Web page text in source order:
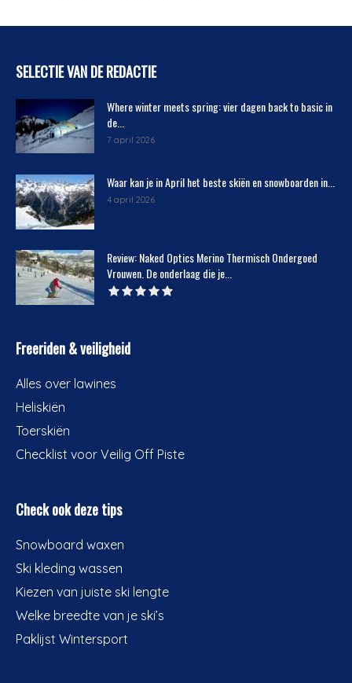
SELECTIE VAN DE REDACTIE
Where winter meets spring: vier dagen back to basic in
de...
7 april 2026
Waar kan je in April het beste skiën en snowboarden in...
4 april 2026
Review: Naked Optics Merino Thermisch Ondergoed
Vrouwen. De onderlaag die je...
Freeriden & veiligheid
Alles over lawines
Heliskiën
Toerskiën
Checklist voor Veilig Off Piste
Check ook deze tips
Snowboard waxen
Ski kleding wassen
Kiezen van juiste ski lengte
Welke breedte van je ski’s
Paklijst Wintersport